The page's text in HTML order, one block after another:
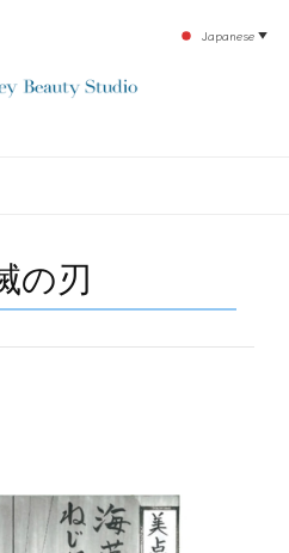
ステ
からこそ、お客様が必ず満足してもらえるこ
の刃
Japanese ▼